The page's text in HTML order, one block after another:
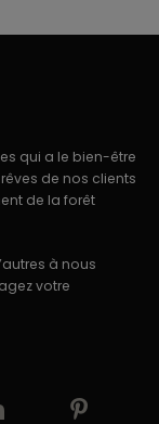
qui a le bien-être
de nos clients
de la forêt
à nous
votre